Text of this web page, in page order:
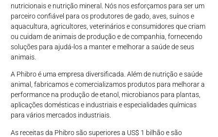
nutricionais e nutrição mineral. Nós nos esforçamos para ser um
parceiro confiável para os produtores de gado, aves, suínos e
aquacultura, agricultores, veterinários e consumidores que criam
ou cuidam de animais de produção e de companhia, fornecendo
soluções para ajudá-los a manter e melhorar a saúde de seus
animais.
A Phibro é uma empresa diversificada. Além de nutrição e saúde
animal, fabricamos e comercializamos produtos para melhorar a
performance na produção de etanol, microbianos para plantas,
aplicações domésticas e industriais e especialidades químicas
para vários mercados industriais.
As receitas da Phibro são superiores a US$ 1 bilhão e são